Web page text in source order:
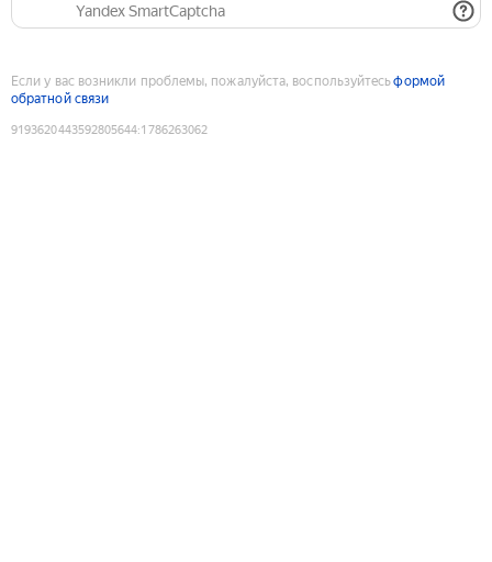
Yandex SmartCaptcha
Если у вас возникли проблемы, пожалуйста, воспользуйтесьформой
обратной связи
9193620443592805644:1786263062